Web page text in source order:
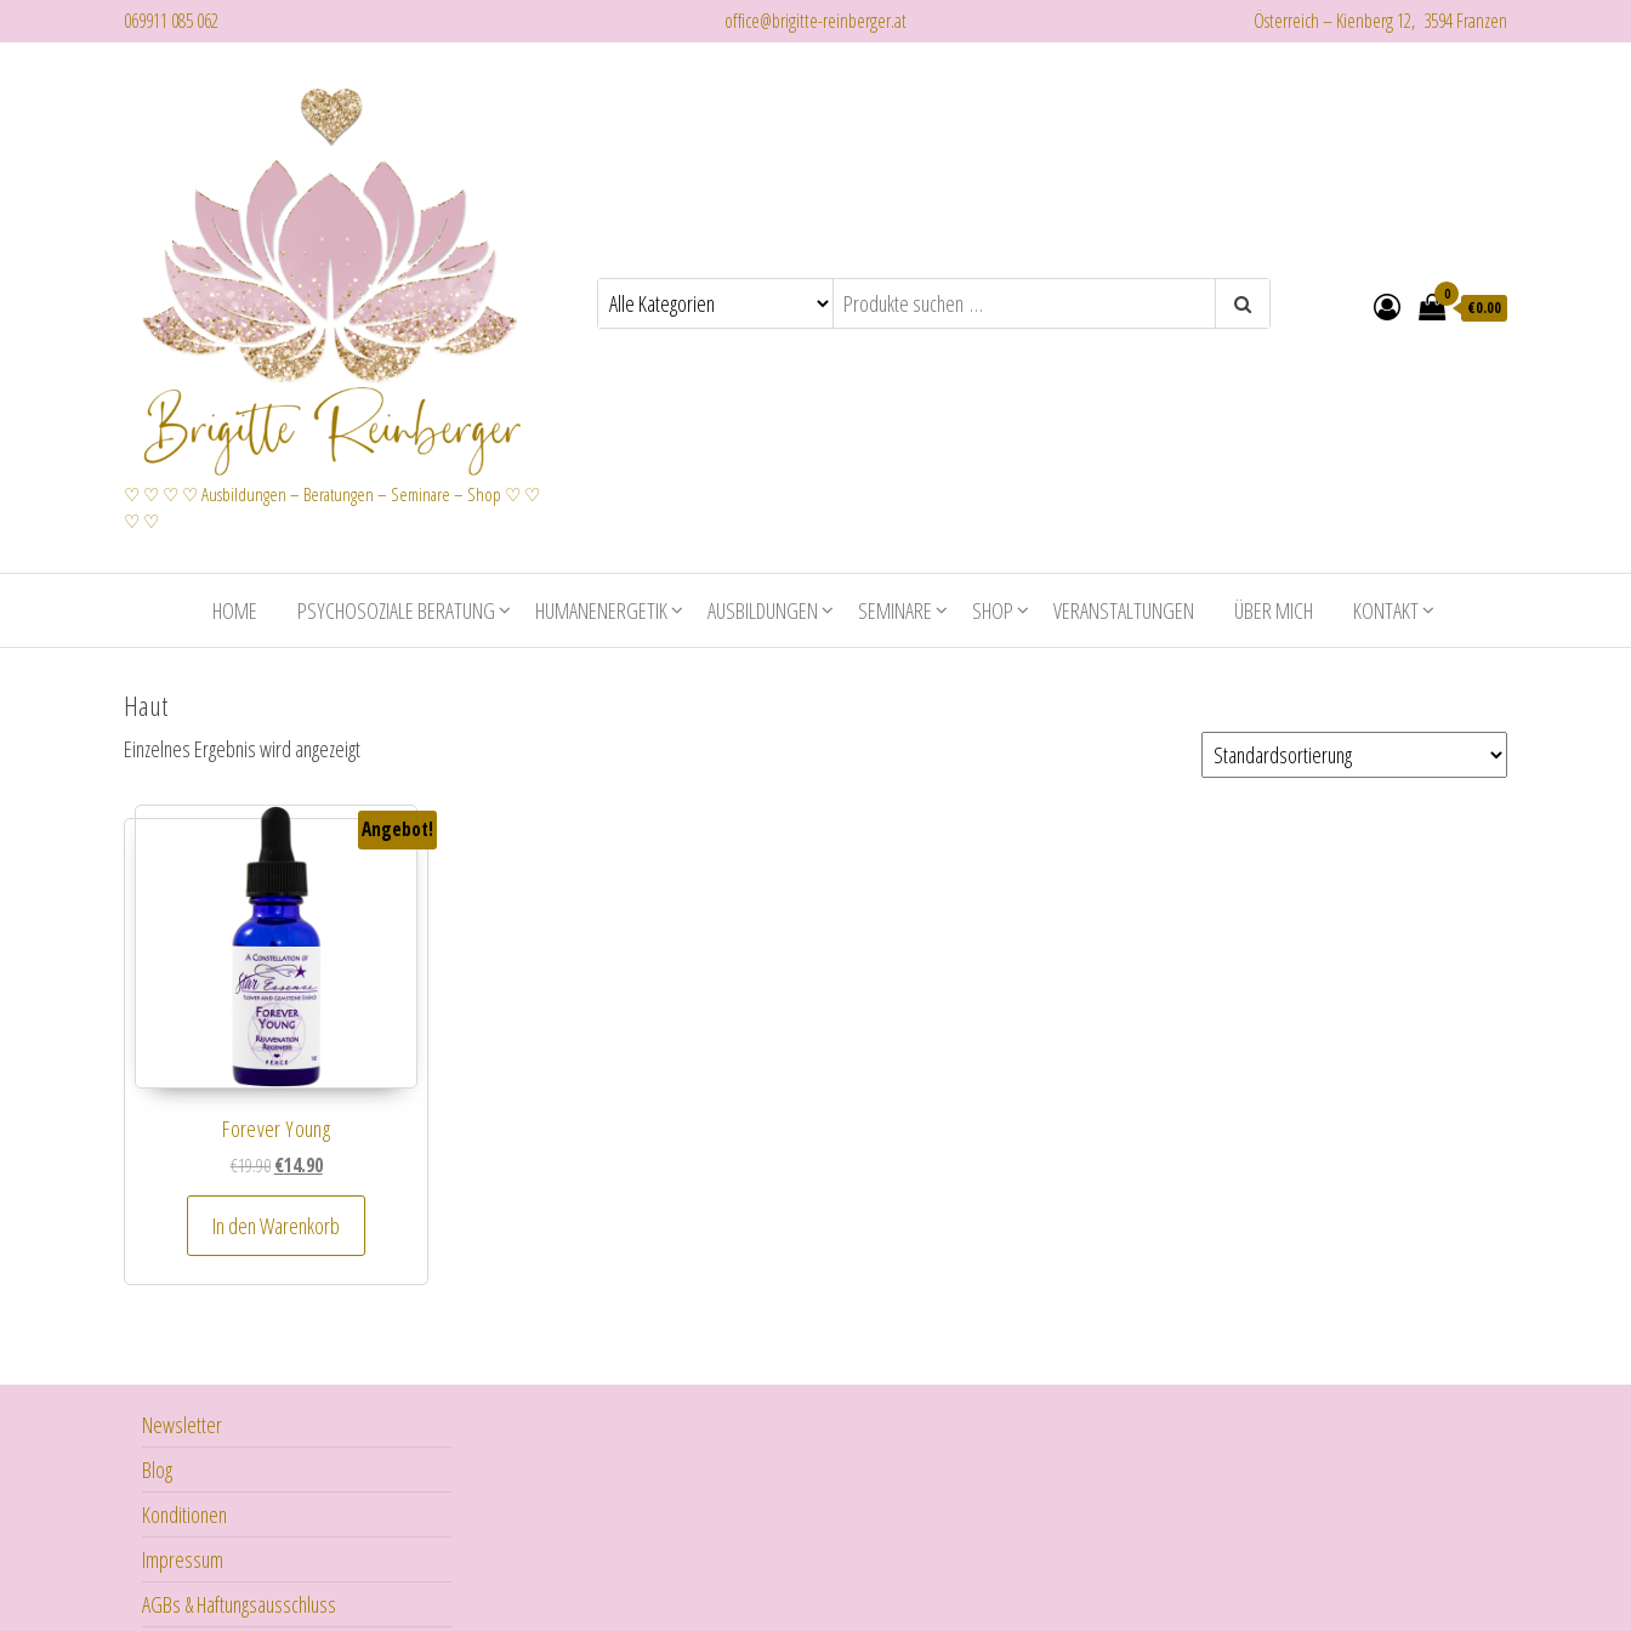
069911 085 062 office@brigitte-reinberger.at Österreich – Kienberg 12, 3594 Franzen
♡ ♡ ♡ ♡ Ausbildungen – Beratungen – Seminare – Shop ♡ ♡
♡ ♡
0
€0.00
HOME PSYCHOSOZIALE BERATUNG HUMANENERGETIK AUSBILDUNGEN SEMINARE SHOP VERANSTALTUNGEN ÜBER MICH KONTAKT
Haut
Einzelnes Ergebnis wird angezeigt
Angebot!
Forever Young
€19.90 Ursprünglicher Preis war: €19.90
€14.90Aktueller Preis ist: €14.90.
In den Warenkorb
Newsletter
Blog
Konditionen
Impressum
AGBs & Haftungsausschluss